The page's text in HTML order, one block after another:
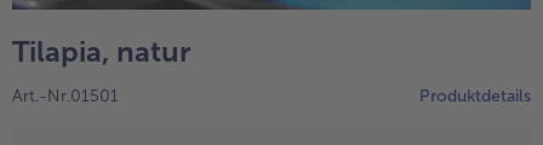
alle Obst
Tilapia, natur
Art.-Nr.01501 Produktdetails